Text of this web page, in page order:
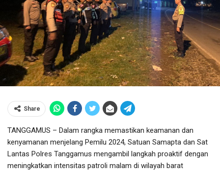
Share
TANGGAMUS – Dalam rangka memastikan keamanan dan
kenyamanan menjelang Pemilu 2024, Satuan Samapta dan Sat
Lantas Polres Tanggamus mengambil langkah proaktif dengan
meningkatkan intensitas patroli malam di wilayah barat